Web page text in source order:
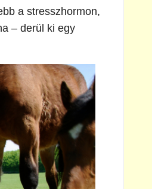
a stresszhormon,
– derül ki egy